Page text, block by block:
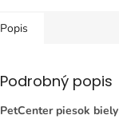
Popis
Podrobný popis
PetCenter piesok biely